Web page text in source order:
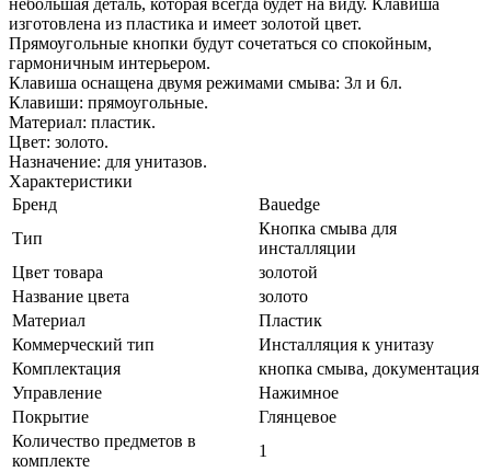
изготовлена из пластика и имеет золотой цвет.
Прямоугольные кнопки будут сочетаться со спокойным,
гармоничным интерьером.
Клавиша оснащена двумя режимами смыва: 3л и 6л.
Клавиши: прямоугольные.
Материал: пластик.
Цвет: золото.
Назначение: для унитазов.
Характеристики
Бренд
Bauedge
Тип
Кнопка смыва для
инсталляции
Цвет товара
золотой
Название цвета
золото
Материал
Пластик
Коммерческий тип
Инсталляция к унитазу
Комплектация
кнопка смыва, документация
Управление
Нажимное
Покрытие
Глянцевое
Количество предметов в
комплекте
1